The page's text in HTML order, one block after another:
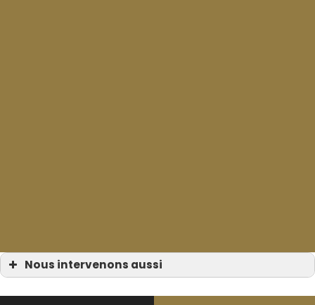
Nous intervenons aussi